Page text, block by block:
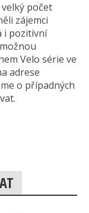
počet
zájemci
i pozitivní
Velo série ve
adrese
o případných